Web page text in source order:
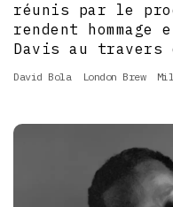
réunis par le
rendent
Davis au travers
David Bola London Brew